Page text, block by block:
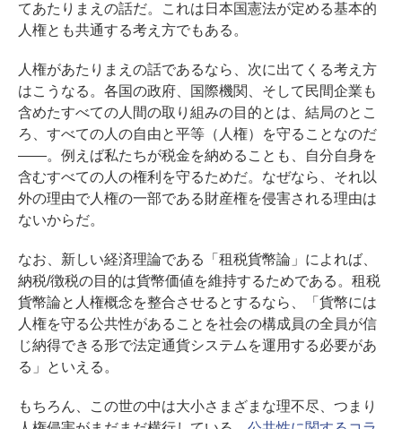
てあたりまえの話だ。これは日本国憲法が定める基本的
人権とも共通する考え方でもある。
人権があたりまえの話であるなら、次に出てくる考え方
はこうなる。各国の政府、国際機関、そして民間企業も
含めたすべての人間の取り組みの目的とは、結局のとこ
ろ、すべての人の自由と平等（人権）を守ることなのだ
——。例えば私たちが税金を納めることも、自分自身を
含むすべての人の権利を守るためだ。なぜなら、それ以
外の理由で人権の一部である財産権を侵害される理由は
ないからだ。
なお、新しい経済理論である「租税貨幣論」によれば、
納税/徴税の目的は貨幣価値を維持するためである。租税
貨幣論と人権概念を整合させるとするなら、「貨幣には
人権を守る公共性があることを社会の構成員の全員が信
じ納得できる形で法定通貨システムを運用する必要があ
る」といえる。
もちろん、この世の中は大小さまざまな理不尽、つまり